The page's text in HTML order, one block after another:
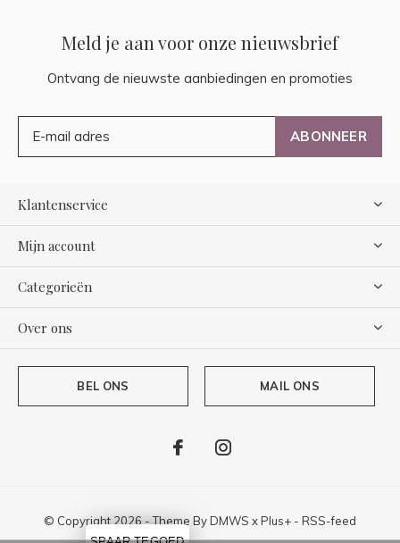
Meld je aan voor onze nieuwsbrief
Ontvang de nieuwste aanbiedingen en promoties
ABONNEER
Klantenservice
Mijn account
Categorieën
Over ons
BEL ONS MAIL ONS
© Copyright 2026 - Theme ByDMWS xPlus+ - RSS-feed